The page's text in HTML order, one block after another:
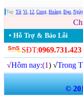
Tag: Tử, Vi, 12, Cung, Hoàng, Đạo, Ngày
• Hỗ Trợ & Báo Lỗi
SĐT:0969.731.423
√Hôm nay:(1) √Trong
©